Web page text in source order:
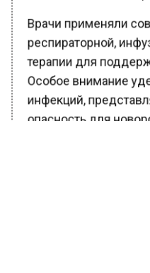
Врачи применяли
респираторной,
терапии для
Особое внимание
инфекций,
опасность для